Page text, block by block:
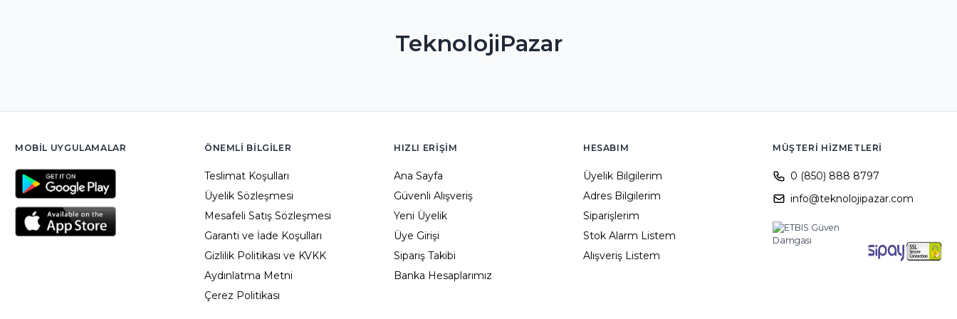
TeknolojiPazar
MOBIL UYGULAMALAR ÖNEMLI BILGILER
Teslimat Koşulları
Üyelik Sözleşmesi
Mesafeli Satış Sözleşmesi
Garanti ve İade Koşulları
Gizlilik Politikası ve KVKK
Aydınlatma Metni
Çerez Politikası
HIZLI ERIŞIM
Ana Sayfa
Güvenli Alışveriş
Yeni Üyelik
Üye Girişi
Sipariş Takibi
Banka Hesaplarımız
HESABIM
Üyelik Bilgilerim
Adres Bilgilerim
Siparişlerim
Stok Alarm Listem
Alışveriş Listem
MÜŞTERI HIZMETLERI
0 (850) 888 8797
info@teknolojipazar.com